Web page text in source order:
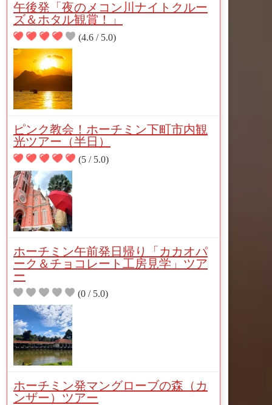
午後発「夜のメコン川ナイトクルー
ズ＆ホタル観賞！」
(4.6 / 5.0)
ピンク教会！ホーチミン下町市内観
光ツアー（半日）
(5 / 5.0)
ホーチミン午前発日帰り「カカオパ
ーク＆チョコレート工房見学」ツア
ー
(0 / 5.0)
ホーチミン発マングローブの森（カ
ンザー）ツアー